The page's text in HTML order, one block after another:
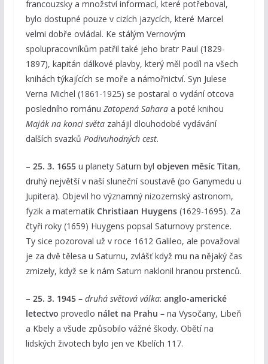
francouzsky a množství informací, které potřeboval,
bylo dostupné pouze v cizích jazycích, které Marcel
velmi dobře ovládal. Ke stálým Vernovým
spolupracovníkům patřil také jeho bratr Paul (1829-
1897), kapitán dálkové plavby, který měl podíl na všech
knihách týkajících se moře a námořnictví. Syn Julese
Verna Michel (1861-1925) se postaral o vydání otcova
posledního románu Zatopená Saharaa poté knihou
Maják na konci světazahájil dlouhodobé vydávání
dalších svazků Podivuhodných cest.
– 25. 3. 1655u planety Saturn byl objeven měsíc Titan,
druhý největší v naší sluneční soustavě (po Ganymedu u
Jupitera). Objevil ho významný nizozemský astronom,
fyzik a matematik Christiaan Huygens(1629-1695). Za
čtyři roky (1659) Huygens popsal Saturnovy prstence.
Ty sice pozoroval už v roce 1612 Galileo, ale považoval
je za dvě tělesa u Saturnu, zvlášť když mu na nějaký čas
zmizely, když se k nám Saturn naklonil hranou prstenců.
– 25. 3. 1945 – druhá světová válka: anglo-americké
letectvo provedlo nálet na Prahu –na Vysočany, Libeň
a Kbely a všude způsobilo vážné škody. Obětí na
lidských životech bylo jen ve Kbelích 117.